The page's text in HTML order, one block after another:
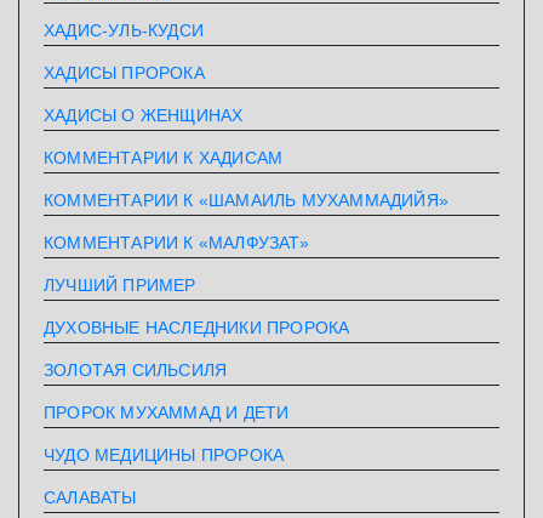
ХАДИС-УЛЬ-КУДСИ
ХАДИСЫ ПРОРОКА
ХАДИСЫ О ЖЕНЩИНАХ
КОММЕНТАРИИ К ХАДИСАМ
КОММЕНТАРИИ К «ШАМАИЛЬ МУХАММАДИЙЯ»
КОММЕНТАРИИ К «МАЛФУЗАТ»
ЛУЧШИЙ ПРИМЕР
ДУХОВНЫЕ НАСЛЕДНИКИ ПРОРОКА
ЗОЛОТАЯ СИЛЬСИЛЯ
ПРОРОК МУХАММАД И ДЕТИ
ЧУДО МЕДИЦИНЫ ПРОРОКА
САЛАВАТЫ